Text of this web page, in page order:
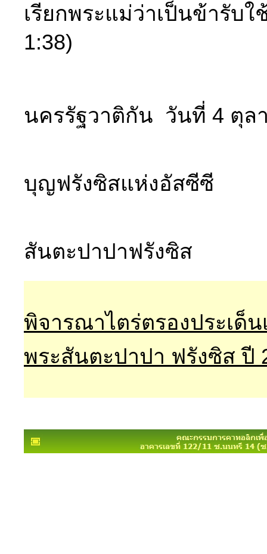
เรียกพระแม่ว่าเป็นข้ารับ
1:38)
นครรัฐวาติกัน วันที่ 4 ตุล
บุญฟรังซิสแห่งอัสซีซี
สันตะปาปาฟรังซิส
พิจารณาไตร่ตรองประเด็
พระสันตะปาปา ฟรังซิส ปี